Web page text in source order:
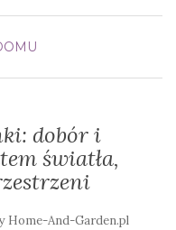
dobór i
światła,
Home-And-Garden.pl